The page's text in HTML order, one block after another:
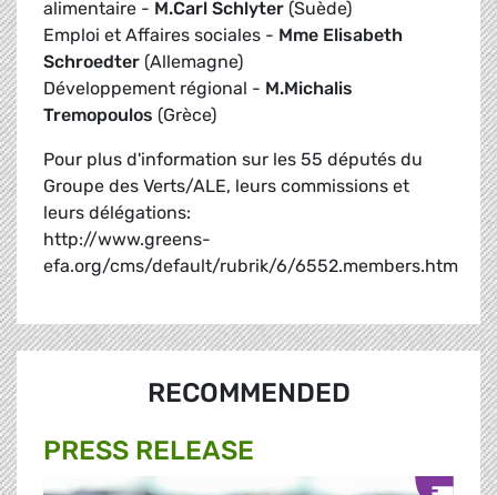
alimentaire - M.Carl Schlyter (Suède)
Emploi et Affaires sociales - Mme Elisabeth
Schroedter (Allemagne)
Développement régional - M.Michalis
Tremopoulos (Grèce)
Pour plus d'information sur les 55 députés du
Groupe des Verts/ALE, leurs commissions et
leurs délégations:
http://www.greens-
efa.org/cms/default/rubrik/6/6552.members.htm
RECOMMENDED
PRESS RELEASE